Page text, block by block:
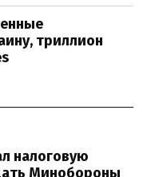
триллион
налоговую
Минобороны